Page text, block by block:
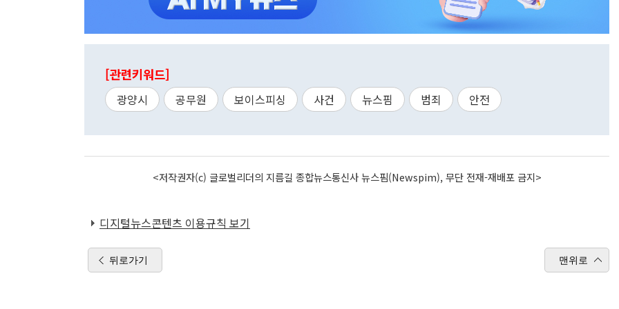
[관련키워드]
광양시 공무원 보이스피싱 사건 뉴스핌 범죄 안전
<저작권자(c) 글로벌리더의 지름길 종합뉴스통신사 뉴스핌(Newspim), 무단 전재-재배포 금지>
디지털뉴스콘텐츠 이용규칙 보기
뒤로가기 맨위로